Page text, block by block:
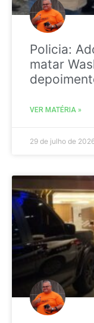
Policia:
matar
VER MATÉRIA »
29 de julho de